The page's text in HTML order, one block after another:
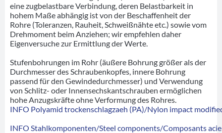
eine zugbelastbare Verbindung, deren Belastbarkeit in
hohem Maße abhängig ist von der Beschaffenheit der
Rohre (Toleranzen, Rauheit, Schweißnähte etc.) sowie vom
Drehmoment beim Anziehen; wir empfehlen daher
Eigenversuche zur Ermittlung der Werte.
Stufenbohrungen im Rohr (äußere Bohrung größer als der
Durchmesser des Schraubenkopfes, innere Bohrung
passend für den Gewindedurchmesser) und Verwendung
von Schlitz- oder Innensechskantschrauben ermöglichen
hohe Anzugskräfte ohne Verformung des Rohres.
INFO Polyamid trockenschlagzaeh (PA)/Nylon impact
INFO Stahlkomponenten/Steel components/Composants